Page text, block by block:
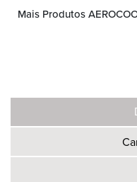
Mais Produtos